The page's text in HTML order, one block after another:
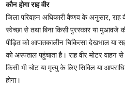
कौन होगा राह वीर
जिला परिवहन अधिकारी वैष्णव के अनुसार, राह
स्वेच्छा से तथा बिना किसी पुरस्कार या मुआवजे
पीड़ित को आपातकालीन चिकित्सा देखभाल या
को अस्पताल पहुंचाता है। राह वीर मोटर वाहन
किसी भी चोट या मृत्यु के लिए सिविल या
होगा।